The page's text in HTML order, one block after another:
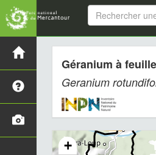
Géranium à
Geranium
+